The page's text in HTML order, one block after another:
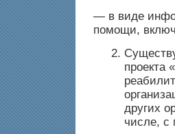
— в виде
помощи,
других
числе, с